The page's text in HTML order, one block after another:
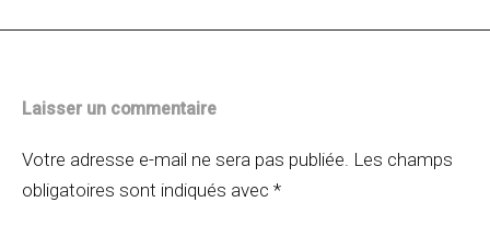
Laisser un commentaire
Votre adresse e-mail ne sera pas publiée. Les champs
obligatoires sont indiqués avec *